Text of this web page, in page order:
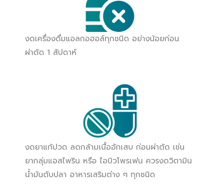
งดเครื่องดื่มแอลกอฮอล์ทุกชนิด อย่างน้อยก่อน
ผ่าตัด 1 สัปดาห์
งดยาแก้ปวด ลดกล้ามเนื้ออักเสบ ก่อนผ่าตัด เช่น
ยากลุ่มแอสไพริน หรือ ไอบิวโพรเฟน ควรงดวิตามิน
น้ำมันตับปลา อาหารเสริมต่าง ๆ ทุกชนิด